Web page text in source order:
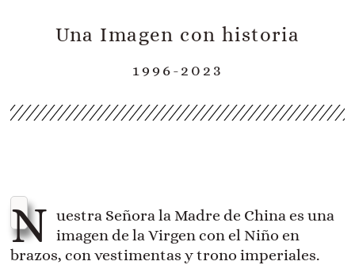
Una Imagen con historia
1996-2023
N uestra Señora la Madre de China es una
imagen de la Virgen con el Niño en
brazos, con vestimentas y trono imperiales.